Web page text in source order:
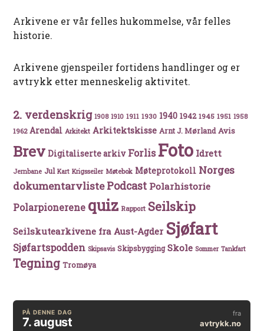
Arkivene er vår felles hukommelse, vår felles
historie.
Arkivene gjenspeiler fortidens handlinger og er
avtrykk etter menneskelig aktivitet.
2. verdenskrig 1908 1910 1911 1930 1940 1942 1945 1951 1958
1962 Arendal Arkitekt Arkitektskisse Arnt J. Mørland Avis
Brev Digitaliserte arkiv Forlis Foto Idrett
Jernbane Jul Kart Krigsseiler Møtebok Møteprotokoll Norges
dokumentarvlistePodcast Polarhistorie
Polarpionerene quiz Rapport Seilskip
Seilskutearkivene fra Aust-Agder Sjøfart
Sjøfartspodden Skipsavis Skipsbygging Skole Sommer Tankfart
Tegning Tromøya